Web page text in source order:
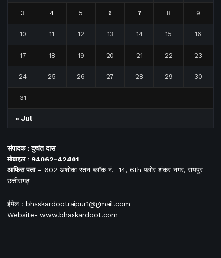
3 4 5 6 7 8 9
10 11 12 13 14 15 16
17 18 19 20 21 22 23
24 25 26 27 28 29 30
31
« Jul
संपादक : दुष्यंत दास
मोबाइल : 94062-42401
आफिसपता– 602 अशोका रतन ब्लॉक नं. 14, 6th फ्लोर शंकर नगर, रायपुर
छत्तीसगढ़
ईमेल : bhaskardootraipur1@gmail.com
Website- www.bhaskardoot.com